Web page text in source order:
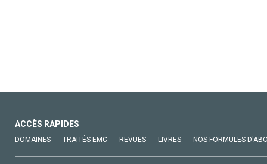
ACCÈS RAPIDES
DOMAINES TRAITÉS EMC REVUES LIVRES NOS FORMULES